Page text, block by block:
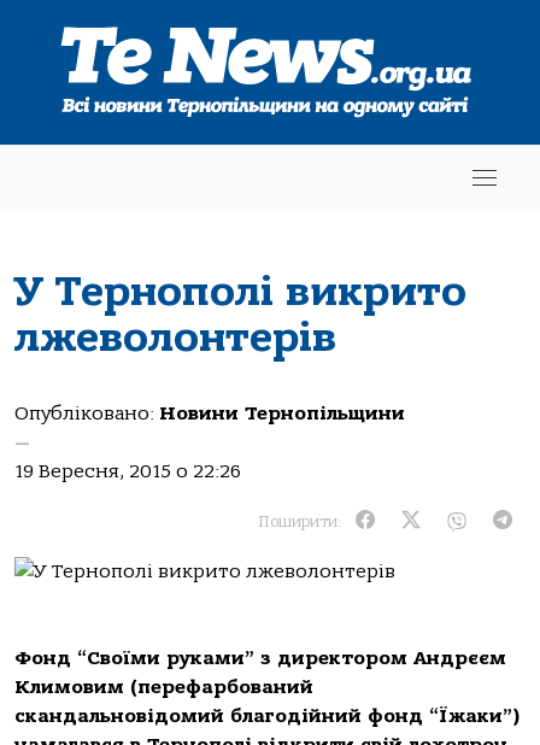
У Тернополі викрито
лжеволонтерів
Опубліковано: Новини Тернопільщини
—
19 Вересня, 2015 о 22:26
Поширити:
Фонд “Своїми руками” з директором Андрєєм
Климовим (перефарбований
скандальновідомий благодійний фонд “Їжаки”)